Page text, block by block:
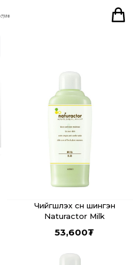
Чийгшүүлэх сүүн шингэн
Naturactor Milk
53,600₮